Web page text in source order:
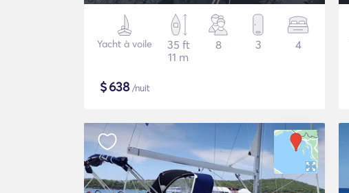
Yacht à voile
35 ft
11 m
8 3 4
$638/nuit